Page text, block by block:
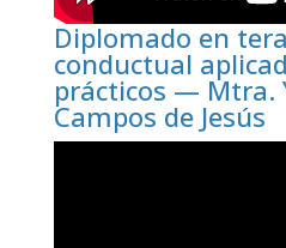
Diplomado en
conductual
prácticos — Mtra.
Campos de Jesús